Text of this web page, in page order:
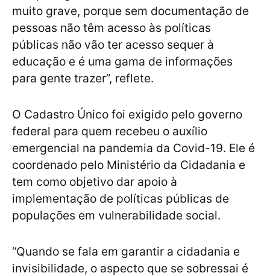
muito grave, porque sem documentação de
pessoas não têm acesso às políticas
públicas não vão ter acesso sequer à
educação e é uma gama de informações
para gente trazer”, reflete.
O Cadastro Único foi exigido pelo governo
federal para quem recebeu o auxílio
emergencial na pandemia da Covid-19. Ele é
coordenado pelo Ministério da Cidadania e
tem como objetivo dar apoio à
implementação de políticas públicas de
populações em vulnerabilidade social.
“Quando se fala em garantir a cidadania e
invisibilidade, o aspecto que se sobressai é